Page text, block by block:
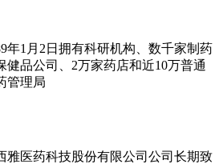
年1月2日拥有科研机构、数千家制药
健品公司、2万家药店和近10万普通
管理局
雅医药科技股份有限公司公司长期致